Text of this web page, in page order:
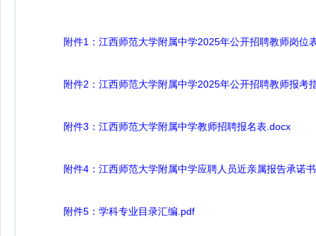
附件1：江西师范大学附属中学2025年公开招聘教师岗位
附件2：江西师范大学附属中学2025年公开招聘教师报考
附件3：江西师范大学附属中学教师招聘报名表.docx
附件4：江西师范大学附属中学应聘人员近亲属报告承诺
附件5：学科专业目录汇编.pdf